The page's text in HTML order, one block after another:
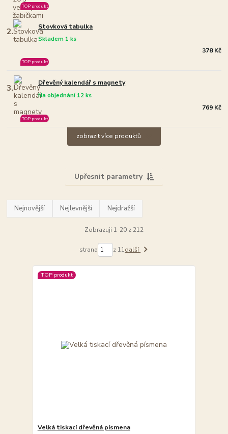
TOP produkt
2. Stovková tabulka
Skladem 1 ks
TOP produkt
378 Kč
3. Dřevěný kalendář s magnety
Na objednání 12 ks
TOP produkt
769 Kč
zobrazit více produktů
Upřesnit parametry
Nejnovější Nejlevnější Nejdražší
Zobrazuji 1-20 z 212
strana z 11další
TOP produkt
Velká tiskací dřevěná písmena